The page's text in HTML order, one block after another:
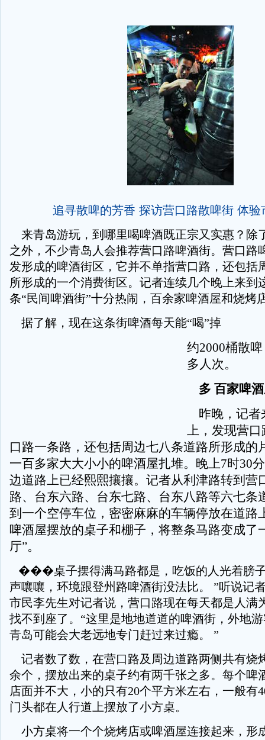
追寻散啤的芳香 探访营口路散啤街 体验
来青岛游玩，到哪里喝啤酒既正宗又实惠？除
之外，不少青岛人会推荐营口路啤酒街。营口路
发形成的啤酒街区，它并不单指营口路，还包括
所形成的一个消费街区。记者连续几个晚上来到
条“民间啤酒街”十分热闹，百余家啤酒屋和烧烤
据了解，现在这条街啤酒每天能“喝”掉
约2000桶散
多人次。
多 百家啤
昨晚，记者
上，发现营
口路一条路，还包括周边七八条道路所形成的
一百多家大大小小的啤酒屋扎堆。晚上7时30
边道路上已经熙熙攘攘。记者从利津路转到营
路、台东六路、台东七路、台东八路等六七条
到一个空停车位，密密麻麻的车辆停放在道路
啤酒屋摆放的桌子和棚子，将整条马路变成了
厅”。
���桌子摆得满马路都是，吃饭的人光着膀
声嚷嚷，环境跟登州路啤酒街没法比。 ”听说记
市民李先生对记者说，营口路现在每天都是人满
找不到座了。“这里是地地道道的啤酒街，外地
青岛可能会大老远地专门赶过来过瘾。 ”
记者数了数，在营口路及周边道路两侧共有烧
余个，摆放出来的桌子约有两千张之多。每个啤
店面并不大，小的只有20个平方米左右，一般有
门头都在人行道上摆放了小方桌。
小方桌将一个个烧烤店或啤酒屋连接起来，形